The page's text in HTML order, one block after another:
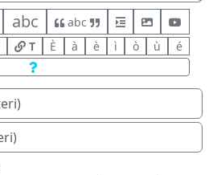
abc
abc
T
È à è ì ò ù é